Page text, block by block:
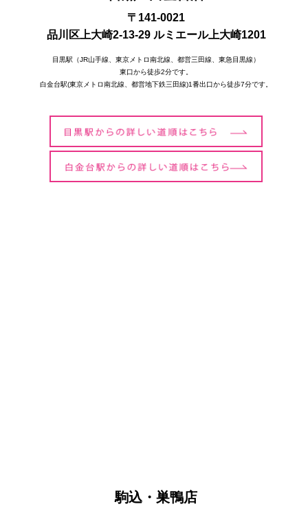
〒141-0021
品川区上大崎2-13-29 ルミエール上大崎1201
目黒駅（JR山手線、東京メトロ南北線、都営三田線、東急目黒線）
東口から徒歩2分です。
白金台駅(東京メトロ南北線、都営地下鉄三田線)1番出口から徒歩7分です。
駒込・巣鴨店